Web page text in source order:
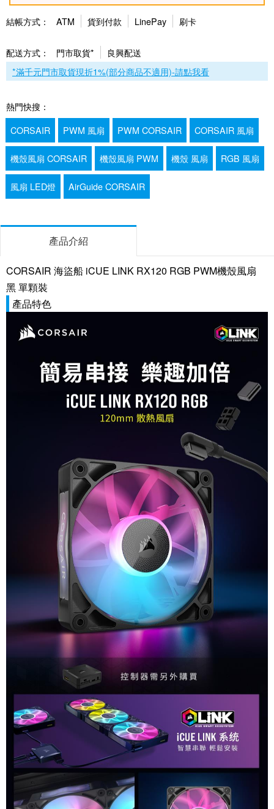
結帳方式： ATM 貨到付款 LinePay 刷卡
配送方式： 門市取貨*
良興配送
*滿千元門市取貨現折1%(部分商品不適用)-請點我看
熱門快搜：
CORSAIR
PWM 風扇 PWM CORSAIR CORSAIR 風扇
機殼風扇 CORSAIR 機殼風扇 PWM 機殼 風扇 RGB 風扇
風扇 LED燈 AirGuide CORSAIR
產品介紹
CORSAIR 海盜船 iCUE LINK RX120 RGB PWM機殼風扇
黑 單顆裝
產品特色